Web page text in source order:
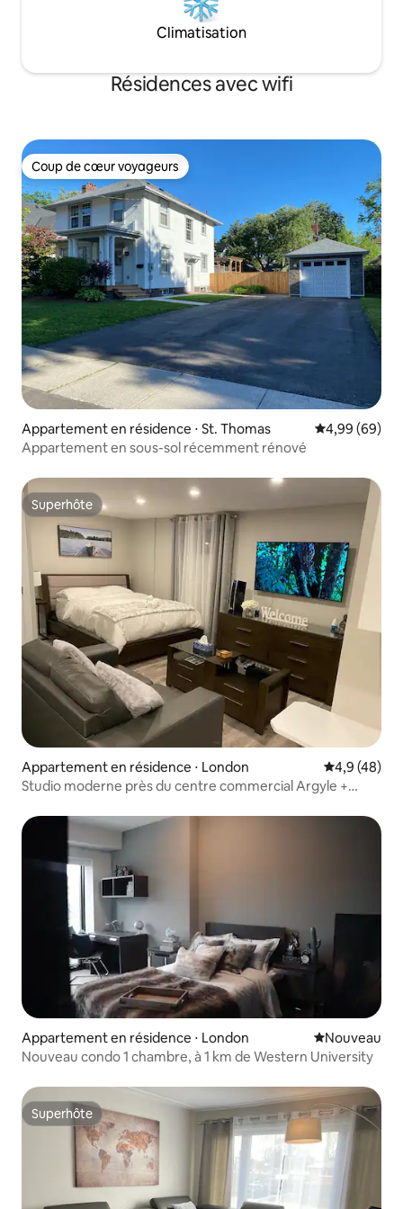
Climatisation
Résidences avec wifi
Coup de cœur voyageurs
Coup de cœur voyageurs
Appartement en résidence ⋅ St. Thomas Évaluation
4,99 (69)
Appartement en sous-sol récemment rénové
Superhôte
Superhôte
Appartement en résidence ⋅ London Évaluation
4,9 (48)
Studio moderne près du centre commercial Argyle +
Appartement en résidence ⋅ London Nouvel
Nouveau
Nouveau condo 1 chambre, à 1 km de Western University
Superhôte
Superhôte